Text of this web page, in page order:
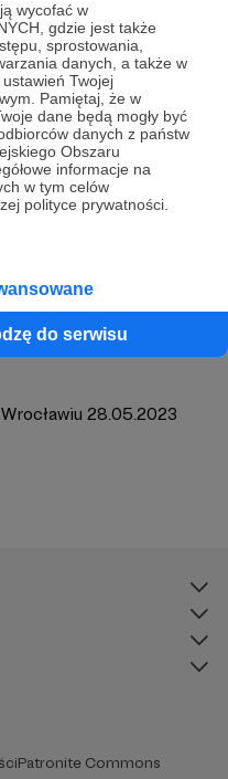
wycofać w
gdzie jest także
sprostowania,
danych, a także w
Twojej
Pamiętaj, że w
dane będą mogły być
danych z państw
Obszaru
informacje na
w tym celów
polityce prywatności.
do serwisu
we Wrocławiu
autora
- 12.03.2023
28.05.2023
Patronite Commons